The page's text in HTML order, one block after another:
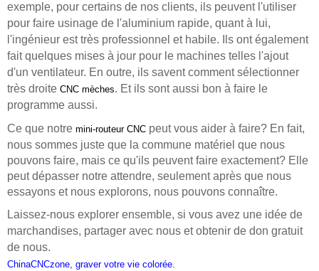
exemple, pour certains de nos clients, ils peuvent l'utiliser
pour faire usinage de l'aluminium rapide, quant à lui,
l'ingénieur est très professionnel et habile. Ils ont également
fait quelques mises à jour pour le machines telles l'ajout
d'un ventilateur. En outre, ils savent comment sélectionner
très droite CNC mèches. Et ils sont aussi bon à faire le
programme aussi.
Ce que notre mini-routeur CNC peut vous aider à faire? En fait,
nous sommes juste que la commune matériel que nous
pouvons faire, mais ce qu'ils peuvent faire exactement? Elle
peut dépasser notre attendre, seulement après que nous
essayons et nous explorons, nous pouvons connaître.
Laissez-nous explorer ensemble, si vous avez une idée de
marchandises, partager avec nous et obtenir de don gratuit
de nous.
ChinaCNCzone, graver votre vie colorée.